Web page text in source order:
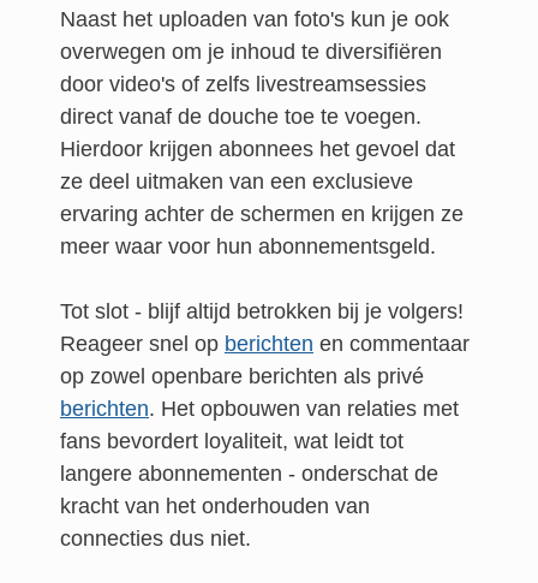
Naast het uploaden van foto's kun je ook
overwegen om je inhoud te diversifiëren
door video's of zelfs livestreamsessies
direct vanaf de douche toe te voegen.
Hierdoor krijgen abonnees het gevoel dat
ze deel uitmaken van een exclusieve
ervaring achter de schermen en krijgen ze
meer waar voor hun abonnementsgeld.
Tot slot - blijf altijd betrokken bij je volgers!
Reageer snel op berichten en commentaar
op zowel openbare berichten als privé
berichten. Het opbouwen van relaties met
fans bevordert loyaliteit, wat leidt tot
langere abonnementen - onderschat de
kracht van het onderhouden van
connecties dus niet.